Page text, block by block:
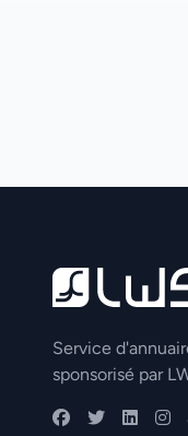
Service
sponsorisé par